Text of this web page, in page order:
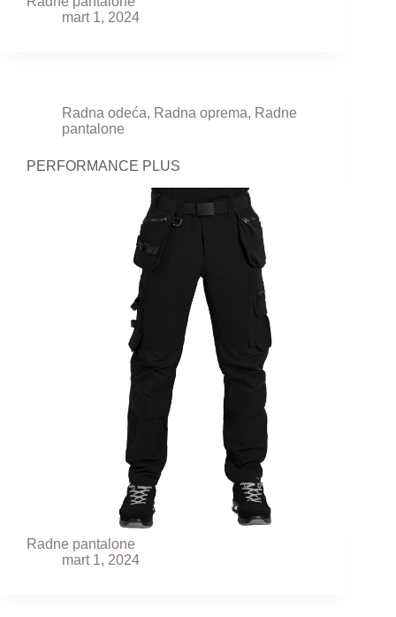
mart 1, 2024
Radna odeća, Radna oprema, Radne
pantalone
PERFORMANCE PLUS
Radne pantalone
mart 1, 2024